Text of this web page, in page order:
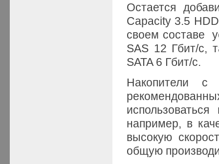
Остается
Capacity 3.5
своем составе
SAS 12 Гбит/с,
SATA 6 Гбит/с.
Накопители с
например, в
высокую
общую